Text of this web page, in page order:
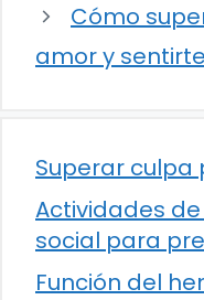
Cómo
amor y
Superar culpa
Actividades
social para
Función del